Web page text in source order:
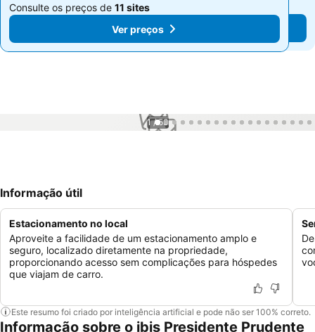
Consulte os preços de 11 sites
Ver preços
Consulte os preços de 11 sites
Ver preços
1 / 53
Informação útil
Estacionamento no local
Aproveite a facilidade de um estacionamento amplo e
seguro, localizado diretamente na propriedade,
proporcionando acesso sem complicações para hóspedes
que viajam de carro.
Este resumo foi criado por inteligência artificial e pode não ser 100% correto.
Informação sobre o ibis Presidente Prudente